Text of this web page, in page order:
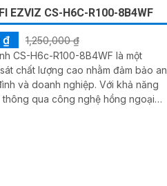
EZVIZ CS-H6C-R100-8B4WF
₫
1,250,000 ₫
CS-H6c-R100-8B4WF là một
chất lượng cao nhằm đảm bảo an
doanh nghiệp. Với khả năng
thông qua công nghệ hồng ngoại